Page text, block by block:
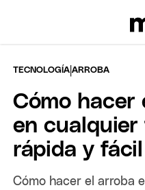
TECNOLOGÍA |ARROBA
Cómo hacer
en cualquier
rápida y fácil
Cómo hacer el arroba